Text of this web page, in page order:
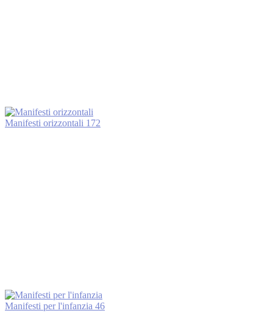
Manifesti orizzontali 172
Manifesti per l'infanzia 46